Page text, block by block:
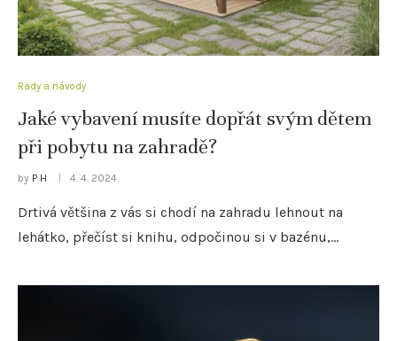
Rady a návody
Jaké vybavení musíte dopřát svým dětem
při pobytu na zahradě?
by P H 4. 4. 2024
Drtivá většina z vás si chodí na zahradu lehnout na
lehátko, přečíst si knihu, odpočinou si v bazénu,…